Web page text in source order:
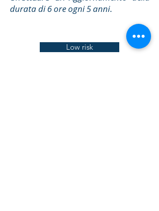
durata di 6 ore ogni 5 anni.
Low risk